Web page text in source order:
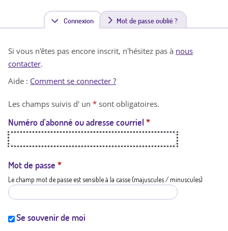
Connexion(
n
t
a
t
i
Mot de passe oublié ?
Si vous n'êtes pas encore inscrit, n'hésitez pas à nous
contacter.
Aide : Comment se connecter ?
Les champs suivis d' un * sont obligatoires.
Numéro d'abonné ou adresse courriel *
Mot de passe *
Le champ mot de passe est sensible à la casse (majuscules / minuscules)
Se souvenir de moi